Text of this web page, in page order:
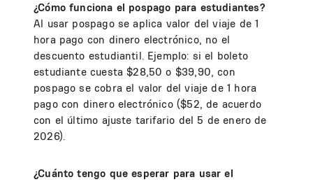
¿Cómo funciona el pospago para estudiantes?
Al usar pospago se aplica valor del viaje de 1
hora pago con dinero electrónico, no el
descuento estudiantil. Ejemplo: si el boleto
estudiante cuesta $28,50 o $39,90, con
pospago se cobra el valor del viaje de 1 hora
pago con dinero electrónico ($52, de acuerdo
con el último ajuste tarifario del 5 de enero de
2026).
¿Cuánto tengo que esperar para usar el